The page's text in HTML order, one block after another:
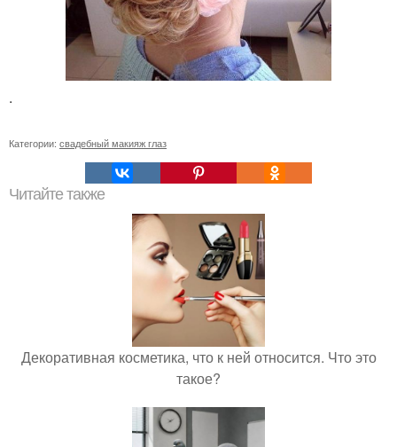
.
Категории: свадебный макияж глаз
Читайте также
Декоративная косметика, что к ней относится. Что это
такое?